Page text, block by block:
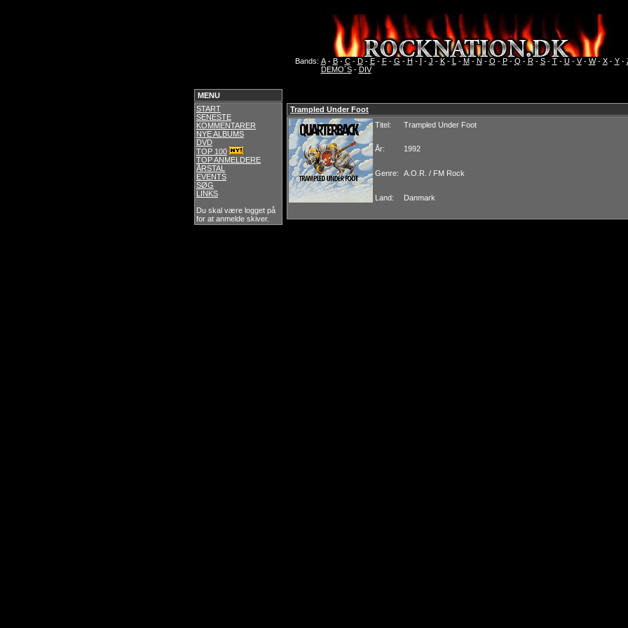
Bands: A- B- C- D- E- F- G - H - I - J - K- L - M- N - O - P- Q - R- S- T- U- V- W- X- Y-
DEMO´S- DIV
MENU
START
SENESTE
KOMMENTARER
NYE ALBUMS
DVD
TOP 100
TOP ANMELDERE
ÅRSTAL
EVENTS
SØG
LINKS
Du skal være logget på
for at anmelde skiver.
Trampled Under Foot
Titel:
Trampled Under Foot
År: 1992
Genre: A.O.R. / FM Rock
Land: Danmark